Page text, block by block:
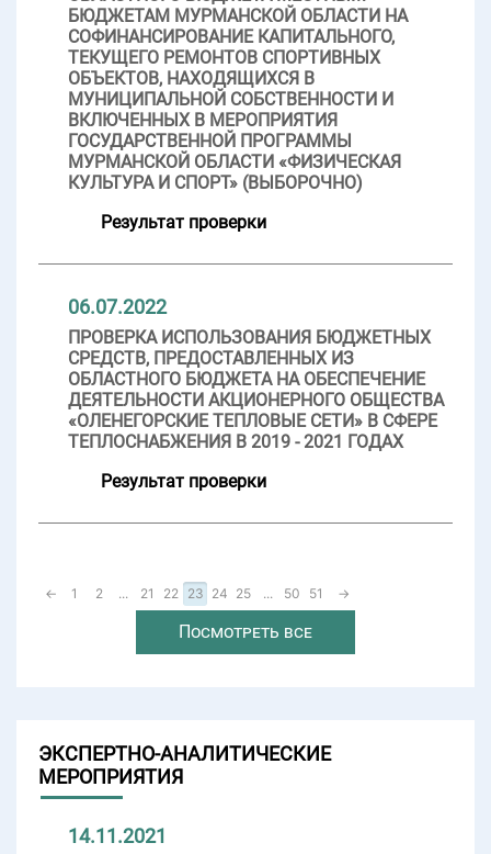
БЮДЖЕТАМ МУРМАНСКОЙ ОБЛАСТИ НА
СОФИНАНСИРОВАНИЕ КАПИТАЛЬНОГО,
ТЕКУЩЕГО РЕМОНТОВ СПОРТИВНЫХ
ОБЪЕКТОВ, НАХОДЯЩИХСЯ В
МУНИЦИПАЛЬНОЙ СОБСТВЕННОСТИ И
ВКЛЮЧЕННЫХ В МЕРОПРИЯТИЯ
ГОСУДАРСТВЕННОЙ ПРОГРАММЫ
МУРМАНСКОЙ ОБЛАСТИ «ФИЗИЧЕСКАЯ
КУЛЬТУРА И СПОРТ» (ВЫБОРОЧНО)
Результат проверки
06.07.2022
ПРОВЕРКА ИСПОЛЬЗОВАНИЯ БЮДЖЕТНЫХ
СРЕДСТВ, ПРЕДОСТАВЛЕННЫХ ИЗ
ОБЛАСТНОГО БЮДЖЕТА НА ОБЕСПЕЧЕНИЕ
ДЕЯТЕЛЬНОСТИ АКЦИОНЕРНОГО ОБЩЕСТВА
«ОЛЕНЕГОРСКИЕ ТЕПЛОВЫЕ СЕТИ» В СФЕРЕ
ТЕПЛОСНАБЖЕНИЯ В 2019 - 2021 ГОДАХ
Результат проверки
← 1 2 ... 21 22 23 24 25 ... 50 51 →
Посмотреть все
ЭКСПЕРТНО-АНАЛИТИЧЕСКИЕ
МЕРОПРИЯТИЯ
14.11.2021